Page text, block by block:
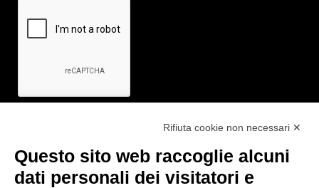
Link utili
- Ufficio di informazione e accoglienza turistica di Maranello, Fiorano
Rifiuta cookie non necessari ✕
Questo sito web raccoglie alcuni
dati personali dei visitatori e